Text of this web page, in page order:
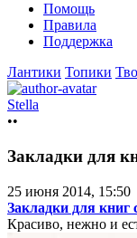
Помощь
Правила
Поддержка
Лантики Топики
Stella
••
Закладки для
25 июня 2014, 15:50
Закладки для книг
Красиво, нежно и